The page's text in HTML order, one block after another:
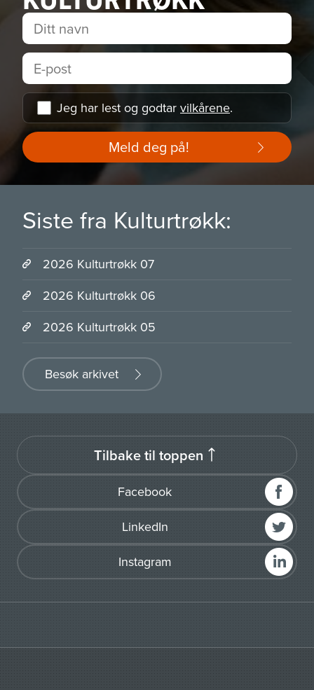
Jeg har lest og godtar vilkårene.
Meld deg på!
Siste fra Kulturtrøkk:
2026 Kulturtrøkk 07
2026 Kulturtrøkk 06
2026 Kulturtrøkk 05
Besøk arkivet
Facebook
LinkedIn
Instagram
Tilbake til toppen